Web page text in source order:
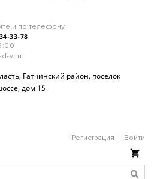
и по телефону
33-78
v.ru
Гатчинский район, посёлок
дом 15
Регистрация Войти